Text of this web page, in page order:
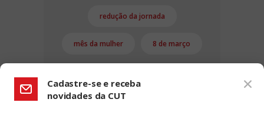
redução da jornada
mês da mulher 8 de março
Cadastre-se e receba
novidades da CUT